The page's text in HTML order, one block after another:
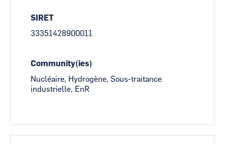
SIRET
33351428900011
Community(ies)
Nucléaire, Hydrogène, Sous-traitance
industrielle, EnR